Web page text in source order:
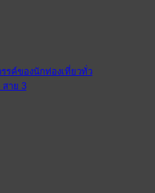
รค์ของนักท่องเที่ยวทั่ว
สาย 3